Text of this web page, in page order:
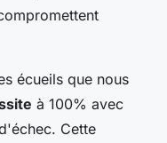
écueils que nous
à 100% avec
Cette